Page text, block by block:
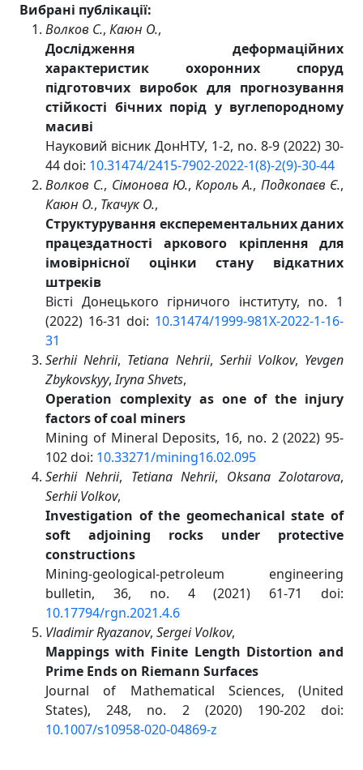
Вибрані публікації:
Волков С., Каюн О.,
Дослідження деформаційних
характеристик охоронних споруд
підготовчих виробок для прогнозування
стійкості бічних порід у вуглепородному
масиві
Науковий вісник ДонНТУ, 1-2, no. 8-9 (2022) 30-
44 doi: 10.31474/2415-7902-2022-1(8)-2(9)-30-44
Волков С., Сімонова Ю.,Король А., Подкопаєв Є.,
Каюн О., Ткачук О.,
Структурування експерементальних даних
працездатності аркового кріплення для
імовірнісної оцінки стану відкатних
штреків
Вісті Донецького гірничого інституту, no. 1
(2022) 16-31 doi: 10.31474/1999-981X-2022-1-16-
31
Serhii Nehrii, Tetiana Nehrii, Serhii Volkov, Yevgen
Zbykovskyy,Iryna Shvets,
Operation complexity as one of the injury
factors of coal miners
Mining of Mineral Deposits, 16, no. 2 (2022) 95-
102 doi: 10.33271/mining16.02.095
Serhii Nehrii, Tetiana Nehrii, Oksana Zolotarova,
Serhii Volkov,
Investigation of the geomechanical state of
soft adjoining rocks under protective
constructions
Mining-geological-petroleum engineering
bulletin, 36, no. 4 (2021) 61-71 doi:
10.17794/rgn.2021.4.6
Vladimir Ryazanov, Sergei Volkov,
Mappings with Finite Length Distortion and
Prime Ends on Riemann Surfaces
Journal of Mathematical Sciences, (United
States), 248, no. 2 (2020) 190-202 doi:
10.1007/s10958-020-04869-z